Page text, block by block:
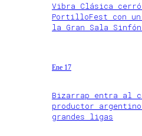
Vibra Clásica
PortilloFest con un
la Gran Sala
Ene 17
Bizarrap entra al
productor
grandes ligas